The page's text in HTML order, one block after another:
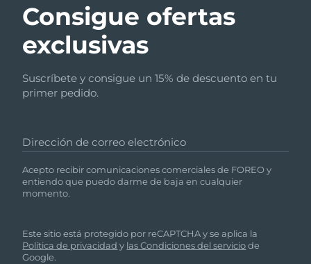
Consigue ofertas
exclusivas
Suscríbete y consigue un 15% de descuento en tu
primer pedido.
Dirección de correo electrónico
Acepto recibir comunicaciones comerciales de FOREO y
entiendo que puedo darme de baja en cualquier
momento.
Este sitio está protegido por reCAPTCHA y se aplica la
Política de privacidad y las Condiciones del serviciode
Google.